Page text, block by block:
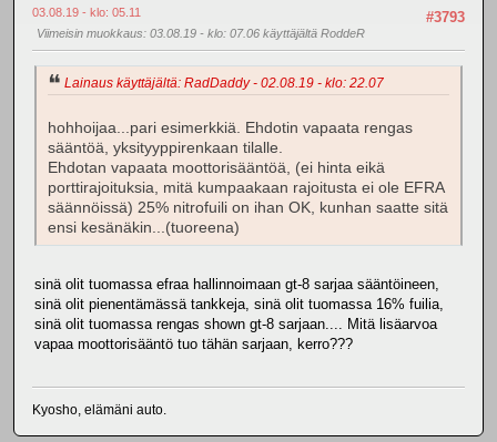
#3793
03.08.19 - klo: 05.11
Viimeisin muokkaus: 03.08.19 - klo: 07.06 käyttäjältä RoddeR
Lainaus käyttäjältä: RadDaddy - 02.08.19 - klo: 22.07
hohhoijaa...pari esimerkkiä. Ehdotin vapaata rengas
sääntöä, yksityyppirenkaan tilalle.
Ehdotan vapaata moottorisääntöä, (ei hinta eikä
porttirajoituksia, mitä kumpaakaan rajoitusta ei ole EFRA
säännöissä) 25% nitrofuili on ihan OK, kunhan saatte sitä
ensi kesänäkin...(tuoreena)
sinä olit tuomassa efraa hallinnoimaan gt-8 sarjaa sääntöineen,
sinä olit pienentämässä tankkeja, sinä olit tuomassa 16% fuilia,
sinä olit tuomassa rengas shown gt-8 sarjaan.... Mitä lisäarvoa
vapaa moottorisääntö tuo tähän sarjaan, kerro???
Kyosho, elämäni auto.